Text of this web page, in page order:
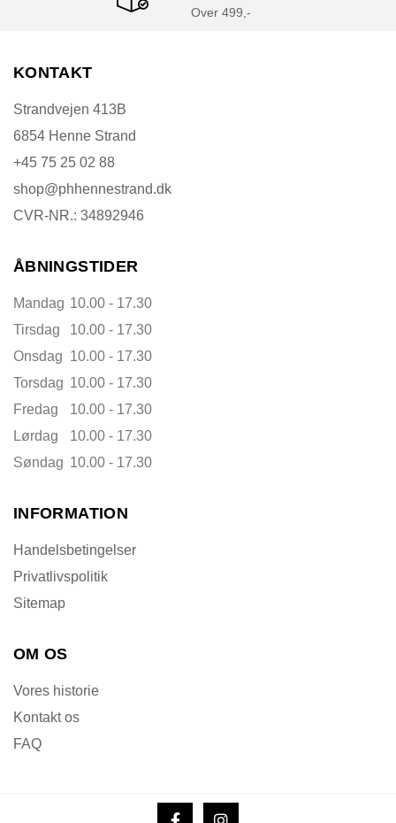
Over 499,-
KONTAKT
Strandvejen 413B
6854 Henne Strand
+45 75 25 02 88
shop@phhennestrand.dk
CVR-NR.: 34892946
ÅBNINGSTIDER
Mandag 10.00 - 17.30
Tirsdag
10.00 - 17.30
Onsdag 10.00 - 17.30
Torsdag 10.00 - 17.30
Fredag
10.00 - 17.30
Lørdag
10.00 - 17.30
Søndag 10.00 - 17.30
INFORMATION
Handelsbetingelser
Privatlivspolitik
Sitemap
OM OS
Vores historie
Kontakt os
FAQ